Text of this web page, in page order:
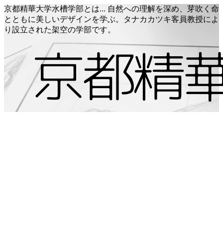
京都精華大学水槽学部とは... 自然への理解を深め、芽吹く命
とともに美しいデザインを学ぶ。タナカカツキ客員教授によ
り設立された架空の学部です。